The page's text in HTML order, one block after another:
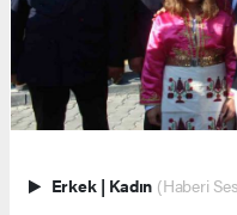
Erkek | Kadın (Haberi